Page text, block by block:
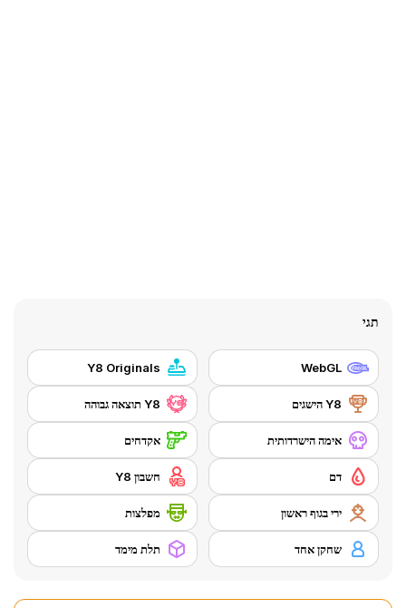
תגי
WebGL
Y8 Originals
Y8 הישגים Y8 תוצאה גבוהה
אימה הישרדותית אקדחים
דם חשבון Y8
ירי בגוף ראשון מפלצות
שחקן אחד תלת מימד